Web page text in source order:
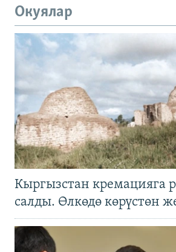
Окуялар
Кыргызстан кремацияга
салды. Өлкөдө көрүстөн